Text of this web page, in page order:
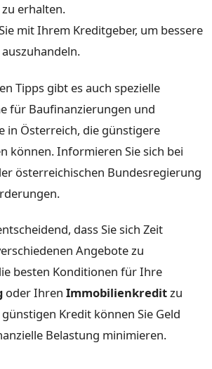
erhalten.
mit Ihrem Kreditgeber, um bessere
Tipps gibt es auch spezielle
für Baufinanzierungen und
in Österreich, die günstigere
können. Informieren Sie sich bei
österreichischen Bundesregierung
dass Sie sich Zeit
Angebote zu
besten Konditionen für Ihre
oder Ihren Immobilienkreditzu
Kredit können Sie Geld
Belastung minimieren.